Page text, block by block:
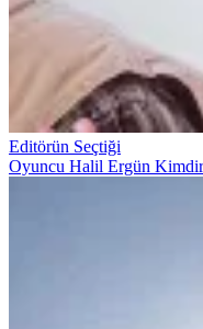
Editörün Seçtiği
Oyuncu Halil Ergün